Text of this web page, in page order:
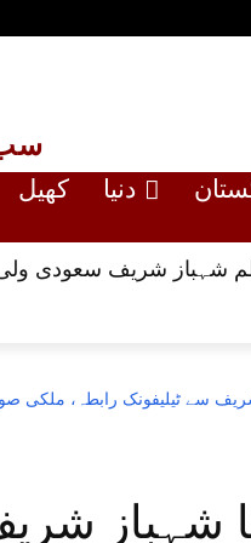
دنیا کھیل
شہباز شریف سعودی ولی
سے ٹیلیفونک رابطہ، ملکی
شہباز